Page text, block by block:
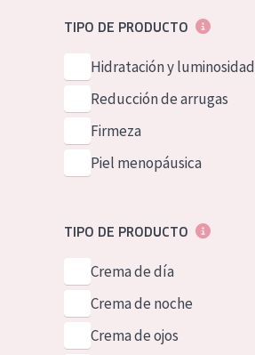
GermanTIPO DE PRODUCTO
Hidratación y luminosidad
Reducción de arrugas
Firmeza
Piel menopáusica
TIPO DE PRODUCTO
Crema de día
Crema de noche
Crema de ojos